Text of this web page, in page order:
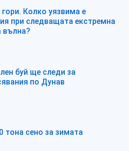
гори. Колко уязвима е
при следващата екстремна
вълна?
буй ще следи за
по Дунав
тона сено за зимата